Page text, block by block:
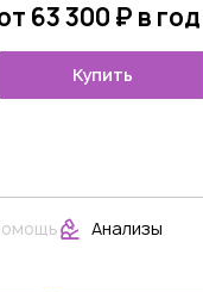
63 300 ₽ в год
Купить
Анализы